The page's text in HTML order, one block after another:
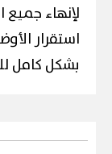
لإنهاء جميع
استقرار
بشكل كامل